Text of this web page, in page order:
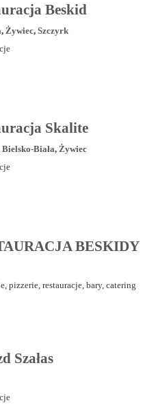
Beskid
, Żywiec, Szczyrk
Skalite
Bielsko-Biała, Żywiec
BESKIDY
pizzerie, restauracje, bary, catering
Szałas